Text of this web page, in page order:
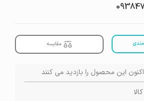
مندی مقایسه
این محصول را بازدید می کنند